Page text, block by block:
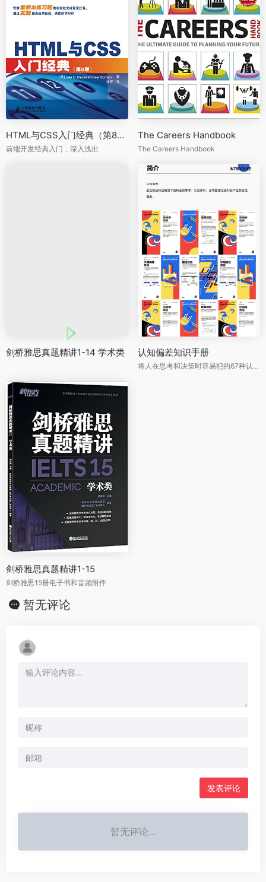
HTML与CSS入门经典（第8版）
前端开发经典入门，深入浅出
The Careers Handbook
The Careers Handbook
剑桥雅思真题精讲1-14 学术类 认知偏差知识手册
将人在思考和决策时容易犯的67种认知偏差总结而成，运用好这些知识，让你设计的产品在用户在使用时更好的决策。
剑桥雅思真题精讲1-15
剑桥雅思15册电子书和音频附件
暂无评论
发表评论
暂无评论...